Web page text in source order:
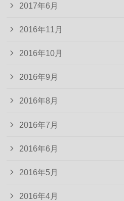
2017年6月
2016年11月
2016年10月
2016年9月
2016年8月
2016年7月
2016年6月
2016年5月
2016年4月